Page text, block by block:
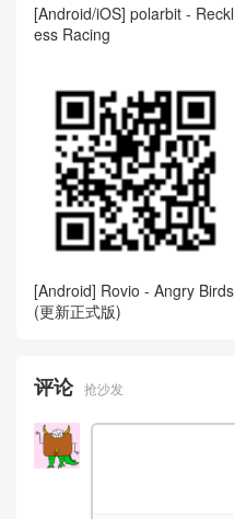
[Android/iOS] polarbit - Reckl
ess Racing
[Android] Rovio - Angry Birds
(更新正式版)
评论 抢沙发